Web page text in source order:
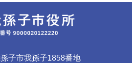
子市我孫子1858番地